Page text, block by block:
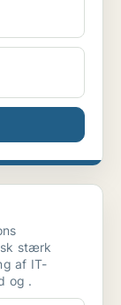
stærk
af IT-
og .